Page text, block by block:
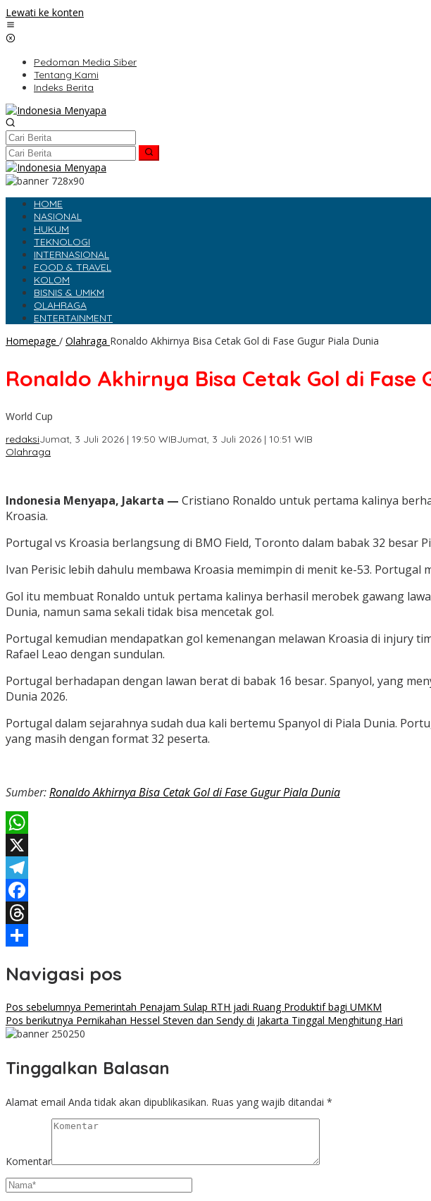
Lewati ke konten
Pedoman Media Siber
Tentang Kami
Indeks Berita
HOME
NASIONAL
HUKUM
TEKNOLOGI
INTERNASIONAL
FOOD & TRAVEL
KOLOM
BISNIS & UMKM
OLAHRAGA
ENTERTAINMENT
Homepage / Olahraga Ronaldo Akhirnya Bisa Cetak Gol di Fase Gugur Piala Dunia
Ronaldo Akhirnya Bisa Cetak Gol di Fase
World Cup
redaksiJumat, 3 Juli 2026 | 19:50 WIBJumat, 3 Juli 2026 | 10:51 WIB
Olahraga
Indonesia Menyapa, Jakarta — Cristiano Ronaldo untuk pertama kalinya
Kroasia.
Portugal vs Kroasia berlangsung di BMO Field, Toronto dalam babak 32 besar
Ivan Perisic lebih dahulu membawa Kroasia memimpin di menit ke-53.
Gol itu membuat Ronaldo untuk pertama kalinya berhasil merobek gawang
Dunia, namun sama sekali tidak bisa mencetak gol.
Portugal kemudian mendapatkan gol kemenangan melawan Kroasia di injury
Rafael Leao dengan sundulan.
Portugal berhadapan dengan lawan berat di babak 16 besar. Spanyol, yang
Dunia 2026.
Portugal dalam sejarahnya sudah dua kali bertemu Spanyol di Piala Dunia.
yang masih dengan format 32 peserta.
Sumber:Ronaldo Akhirnya Bisa Cetak Gol di Fase Gugur Piala Dunia
WhatsApp
X
Telegram
Facebook
Threads
Navigasi pos
Pos sebelumnya Pemerintah Penajam Sulap RTH jadi Ruang Produktif bagi UMKM
Pos berikutnya Pernikahan Hessel Steven dan Sendy di Jakarta Tinggal Menghitung Hari
Tinggalkan Balasan
Alamat email Anda tidak akan dipublikasikan. Ruas yang wajib ditandai *
Komentar